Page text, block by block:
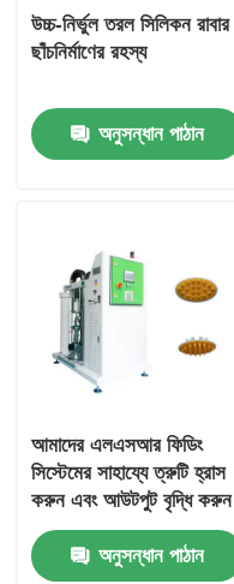
উচ্চ-নির্ভুল তরল সিলিকন রাবার
ছাঁচনির্মাণের রহস্য
অনুসন্ধান পাঠান
আমাদের এলএসআর ফিডিং
সিস্টেমের সাহায্যে ত্রুটি হ্রাস
করুন এবং আউটপুট বৃদ্ধি করুন
অনুসন্ধান পাঠান